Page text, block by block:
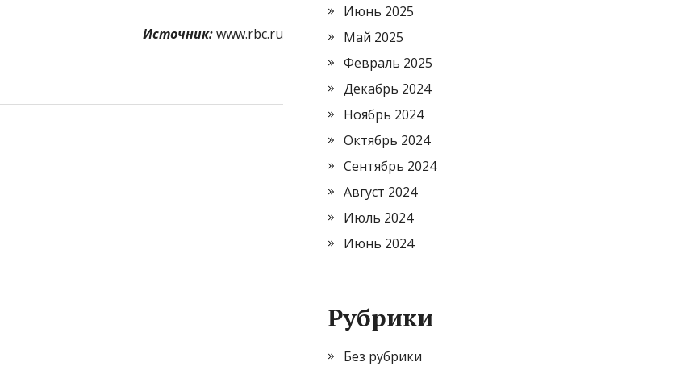
Источник:www.rbc.ru
Июнь 2025
Май 2025
Февраль 2025
Декабрь 2024
Ноябрь 2024
Октябрь 2024
Сентябрь 2024
Август 2024
Июль 2024
Июнь 2024
Рубрики
Без рубрики